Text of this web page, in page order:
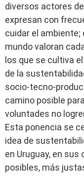
diversos actores
expresan con
cuidar el
mundo valoran
los que se cultiva
de la
socio-tecno-
camino posible
voluntades no
Esta ponencia se
idea de
en Uruguay, en
posibles, más